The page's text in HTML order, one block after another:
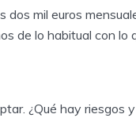
dos mil euros
de lo habitual con lo
¿Qué hay riesgos